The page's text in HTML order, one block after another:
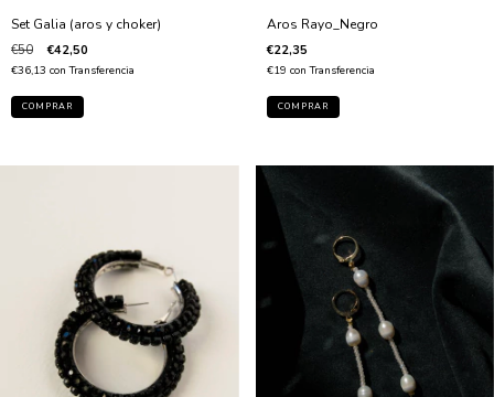
Set Galia (aros y choker)
€50 €42,50
€36,13 con Transferencia
Aros Rayo_Negro
€22,35
€19 con Transferencia